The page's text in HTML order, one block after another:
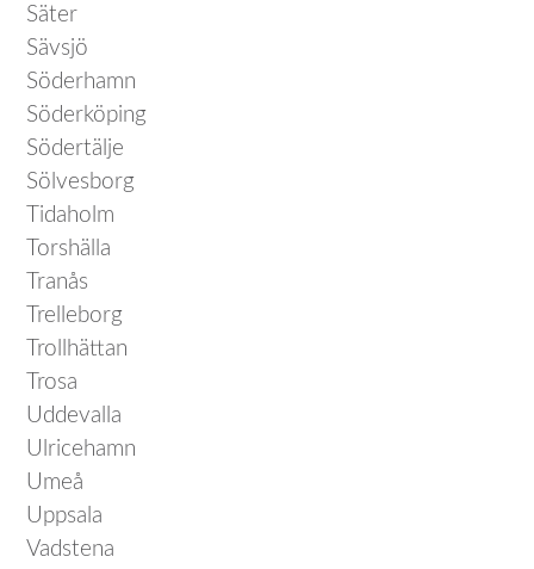
Säter
Sävsjö
Söderhamn
Söderköping
Södertälje
Sölvesborg
Tidaholm
Torshälla
Tranås
Trelleborg
Trollhättan
Trosa
Uddevalla
Ulricehamn
Umeå
Uppsala
Vadstena